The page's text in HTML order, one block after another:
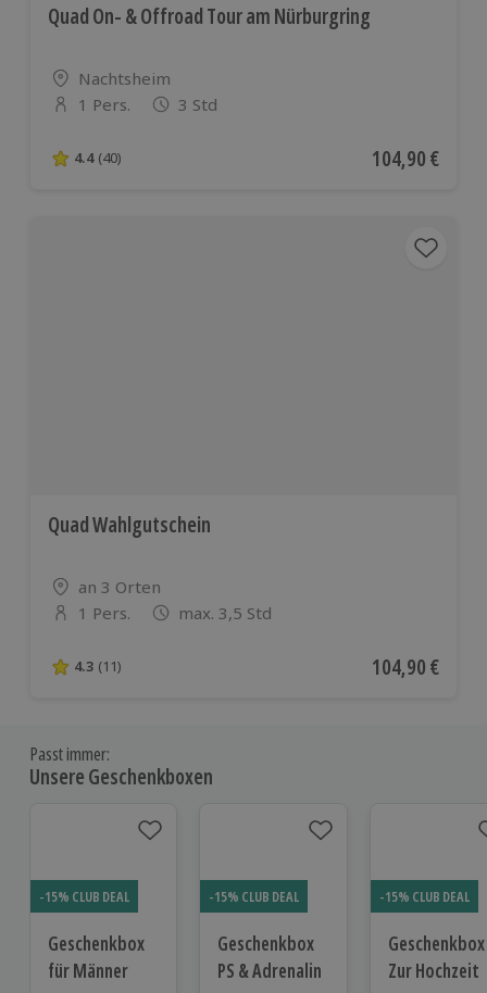
Quad On- & Offroad Tour am Nürburgring
Standort
Nachtsheim
Anzahl der Teilnehmer
1 Pers. 3 Std
4.4 von 5 Sternen basierend auf 40 Bewertungen
4.4 (40) Aktueller Preis
104,90 €
Quad Wahlgutschein
Standort
an 3 Orten
Anzahl der Teilnehmer
1 Pers. max. 3,5 Std
4.3 von 5 Sternen basierend auf 11 Bewertungen
4.3 (11) Aktueller Preis
104,90 €
Passt immer:
Unsere Geschenkboxen
-15% CLUB DEAL
Geschenkbox
für Männer
-15% CLUB DEAL
Geschenkbox
PS & Adrenalin
-15% CLUB DEAL
Geschenkbox
Zur Hochzeit